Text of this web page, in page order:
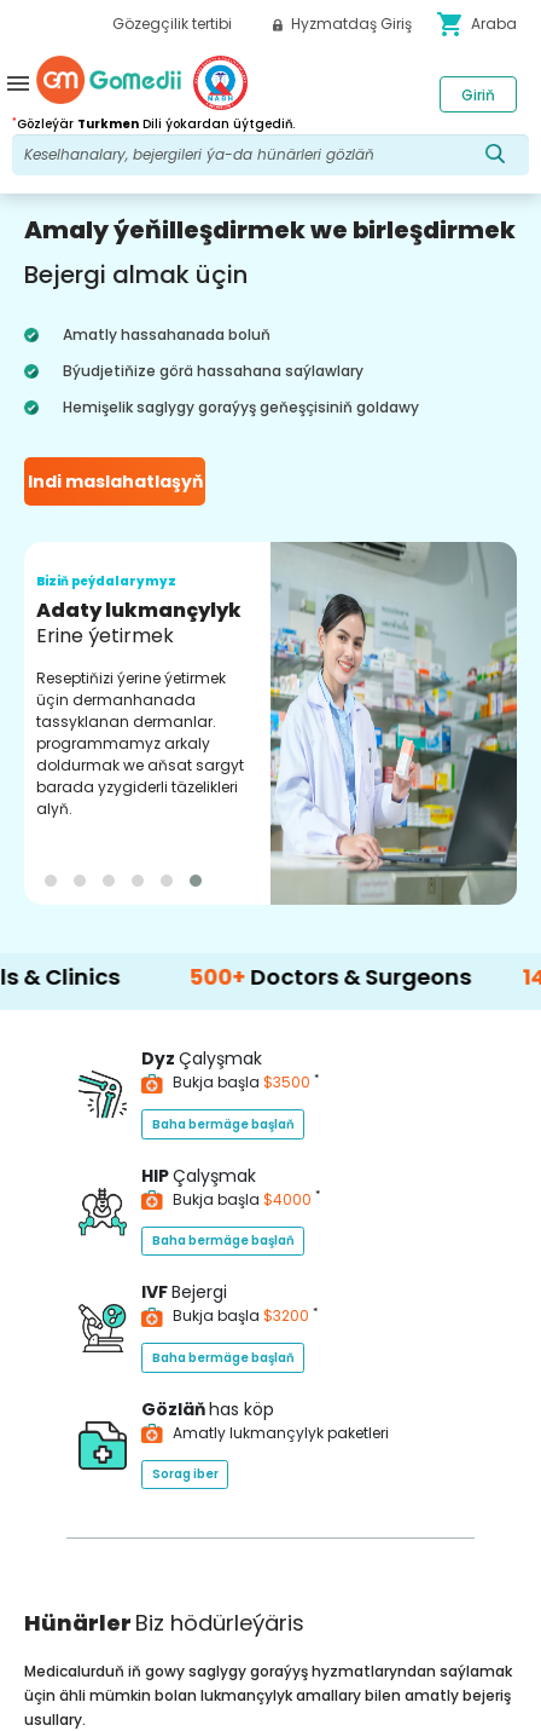
Gözegçilik tertibi Hyzmatdaş Giriş shopping_cart Araba
*Gözleýär Turkmen Dili ýokardan üýtgediň.
Giriň
menu
Amaly ýeňilleşdirmek we birleşdirmek
Bejergi almak üçin
Amatly hassahanada boluň
Býudjetiňize görä hassahana saýlawlary
Hemişelik saglygy goraýyş geňeşçisiniň goldawy
Indi maslahatlaşyň
Biziň peýdalarymyz
Adaty lukmançylyk
Erine ýetirmek
Reseptiňizi ýerine ýetirmek
üçin dermanhanada
tassyklanan dermanlar.
programmamyz arkaly
doldurmak we aňsat sargyt
barada yzygiderli täzelikleri
alyň.
500+ Doctors & Surgeons 14+
Dyz Çalyşmak
Bukja başla $3500 *
Baha bermäge başlaň
HIPÇalyşmak
Bukja başla $4000 *
Baha bermäge başlaň
IVFBejergi
Bukja başla $3200 *
Baha bermäge başlaň
Gözläňhas köp
Amatly lukmançylyk paketleri
Sorag iber
Hünärler Biz hödürleýäris
Medicalurduň iň gowy saglygy goraýyş hyzmatlaryndan saýlamak
üçin ähli mümkin bolan lukmançylyk amallary bilen amatly bejeriş
usullary.